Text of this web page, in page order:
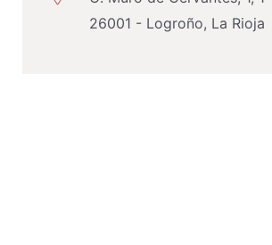
26001 - Logroño, La Rioja